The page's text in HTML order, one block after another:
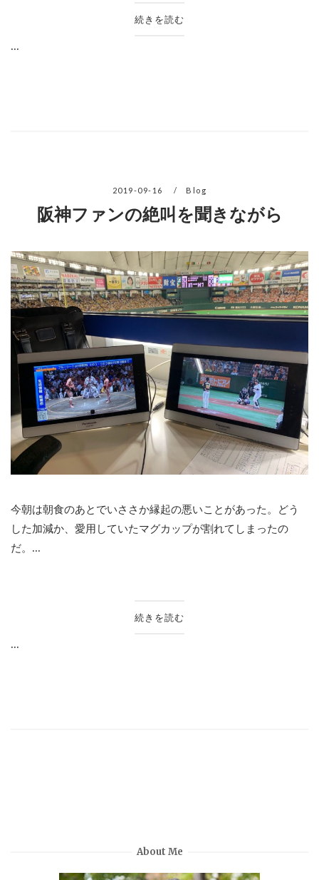
続きを読む
...
2019-09-16 Blog
阪神ファンの絶叫を聞きながら
今朝は朝食のあとでいささか縁起の悪いことがあった。どう
した加減か、愛用していたマグカップが割れてしまったの
だ。...
続きを読む
...
About Me